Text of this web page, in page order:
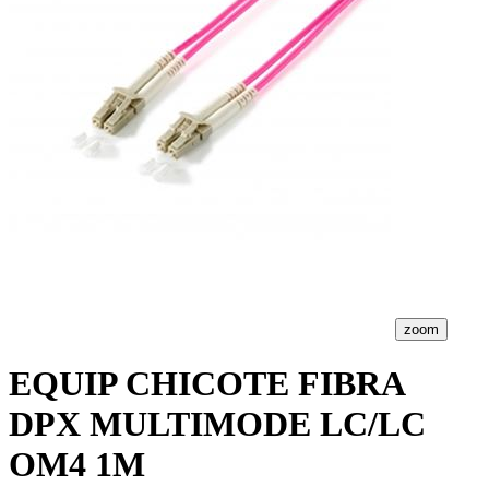
zoom
EQUIP CHICOTE FIBRA
DPX MULTIMODE LC/LC
OM4 1M